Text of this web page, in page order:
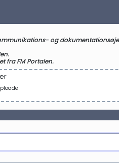
og
fra FM Portalen.